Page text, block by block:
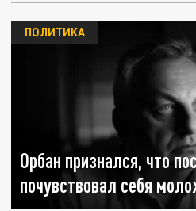
Орбан признался, что
почувствовал себя
ПОЛИТИКА